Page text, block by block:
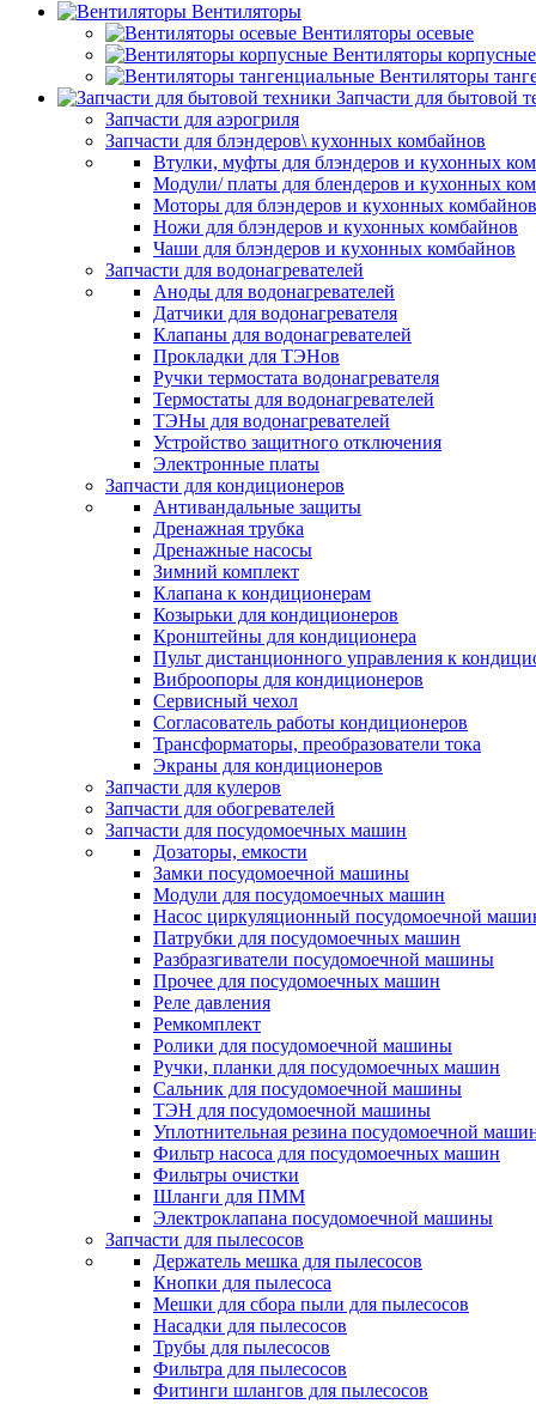
Вентиляторы
Вентиляторы осевые
Вентиляторы корпусные
Вентиляторы
Запчасти для бытовой
Запчасти для аэрогриля
Запчасти для блэндеров\ кухонных комбайнов
Втулки, муфты для блэндеров и кухонных
Модули/ платы для блендеров и кухонных
Моторы для блэндеров и кухонных комбайнов
Ножи для блэндеров и кухонных комбайнов
Чаши для блэндеров и кухонных комбайнов
Запчасти для водонагревателей
Аноды для водонагревателей
Датчики для водонагревателя
Клапаны для водонагревателей
Прокладки для ТЭНов
Ручки термостата водонагревателя
Термостаты для водонагревателей
ТЭНы для водонагревателей
Устройство защитного отключения
Электронные платы
Запчасти для кондиционеров
Антивандальные защиты
Дренажная трубка
Дренажные насосы
Зимний комплект
Клапана к кондиционерам
Козырьки для кондиционеров
Кронштейны для кондиционера
Пульт дистанционного управления к
Виброопоры для кондиционеров
Сервисный чехол
Согласователь работы кондиционеров
Трансформаторы, преобразователи тока
Экраны для кондиционеров
Запчасти для кулеров
Запчасти для обогревателей
Запчасти для посудомоечных машин
Дозаторы, емкости
Замки посудомоечной машины
Модули для посудомоечных машин
Насос циркуляционный посудомоечной
Патрубки для посудомоечных машин
Разбразгиватели посудомоечной машины
Прочее для посудомоечных машин
Реле давления
Ремкомплект
Ролики для посудомоечной машины
Ручки, планки для посудомоечных машин
Сальник для посудомоечной машины
ТЭН для посудомоечной машины
Уплотнительная резина посудомоечной
Фильтр насоса для посудомоечных машин
Фильтры очистки
Шланги для ПММ
Электроклапана посудомоечной машины
Запчасти для пылесосов
Держатель мешка для пылесосов
Кнопки для пылесоса
Мешки для сбора пыли для пылесосов
Насадки для пылесосов
Трубы для пылесосов
Фильтра для пылесосов
Фитинги шлангов для пылесосов